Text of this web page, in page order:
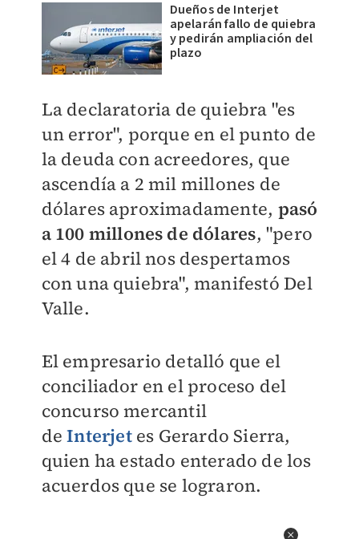
Dueños de Interjet
apelarán fallo de quiebra
y pedirán ampliación del
plazo
La declaratoria de quiebra "es
un error", porque en el punto de
la deuda con acreedores, que
ascendía a 2 mil millones de
dólares aproximadamente, pasó
a 100 millones de dólares, "pero
el 4 de abril nos despertamos
con una quiebra", manifestó Del
Valle.
El empresario detalló que el
conciliador en el proceso del
concurso mercantil
deInterjetes Gerardo Sierra,
quien ha estado enterado de los
acuerdos que se lograron.